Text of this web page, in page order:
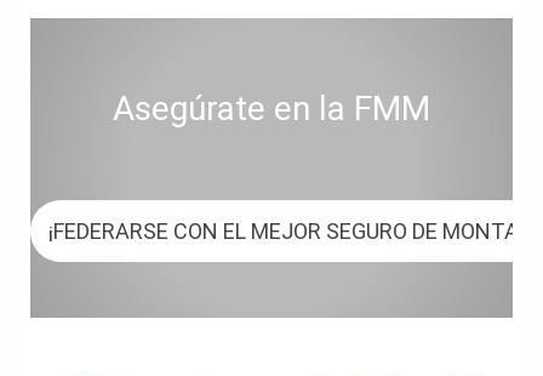
Asegúrate en la FMM
¡FEDERARSE CON EL MEJOR SEGURO DE